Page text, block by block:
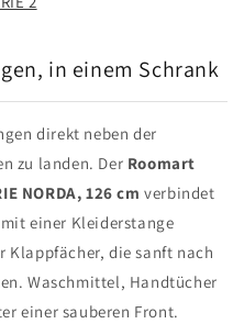
in einem Schrank
direkt neben der
zu landen. Der Roomart
NORDA, 126 cm verbindet
einer Kleiderstange
Klappfächer, die sanft nach
Waschmittel, Handtücher
einer sauberen Front.